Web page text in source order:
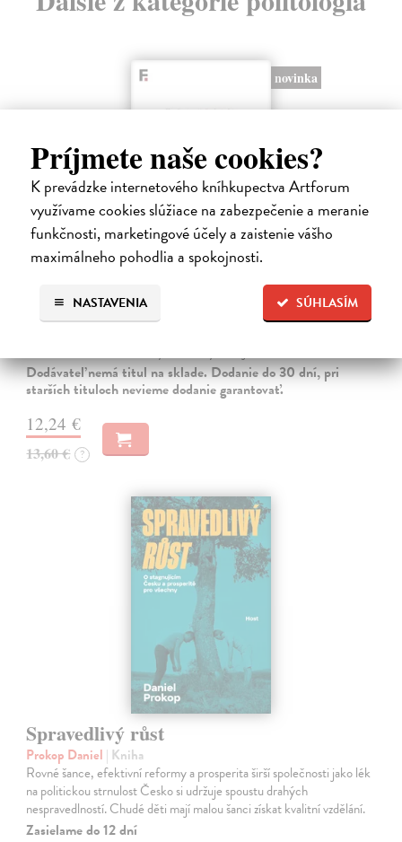
Príjmete naše cookies?
K prevádzke internetového kníhkupectva Artforum
využívame cookies slúžiace na zabezpečenie a meranie
funkčnosti, marketingové účely a zaistenie vášho
maximálneho pohodlia a spokojnosti.
SÚHLASÍM
NASTAVENIA
novinka
Disidenti mezi disidenty
Budrajtskis Ilja Borisovič
Kniha Ilji Budrajtskise (* 1981) je působivou mozaikou esejů, studií a
Dodávateľ nemá titul na sklade. Dodanie do 30 dní, pri
starších tituloch nevieme dodanie garantovať.
12,24 €
13,60 € ?
Spravedlivý růst
Prokop Daniel | Kniha
Rovné šance, efektivní reformy a prosperita širší společnosti jako lék
na politickou strnulost Česko si udržuje spoustu drahých
nespravedlností. Chudé děti mají malou šanci získat kvalitní vzdělání.
Zasielame do 12 dní